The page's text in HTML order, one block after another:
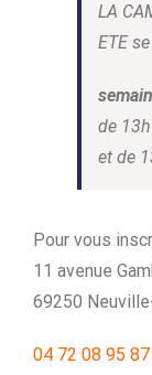
LA
ETE
de
et de
Pour vous
11 avenue
69250
04 72 08 95 87